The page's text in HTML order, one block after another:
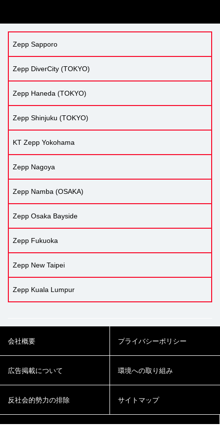
Zepp Sapporo
Zepp DiverCity (TOKYO)
Zepp Haneda (TOKYO)
Zepp Shinjuku (TOKYO)
KT Zepp Yokohama
Zepp Nagoya
Zepp Namba (OSAKA)
Zepp Osaka Bayside
Zepp Fukuoka
Zepp New Taipei
Zepp Kuala Lumpur
会社概要 プライバシーポリシー
広告掲載について 環境への取り組み
反社会的勢力の排除 サイトマップ